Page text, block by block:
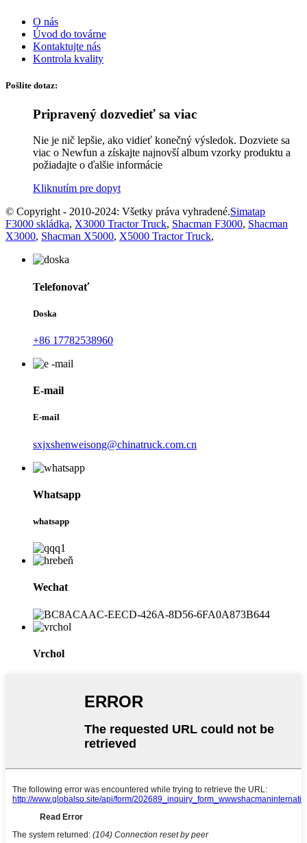
O nás
Úvod do továrne
Kontaktujte nás
Kontrola kvality
Pošlite dotaz:
Pripravený dozvedieť sa viac
Nie je nič lepšie, ako vidieť konečný výsledok. Dozviete sa
viac o Newfun a získajte najnovší album vzorky produktu a
požiadajte o ďalšie informácie
Kliknutím pre dopyt
© Copyright - 2010-2024: Všetky práva vyhradené.Simatap
F3000 skládka, X3000 Tractor Truck, Shacman F3000, Shacman
X3000, Shacman X5000, X5000 Tractor Truck,
Telefonovať
Doska
+86 17782538960
E-mail
E-mail
sxjxshenweisong@chinatruck.com.cn
Whatsapp
whatsapp
Wechat
Vrchol